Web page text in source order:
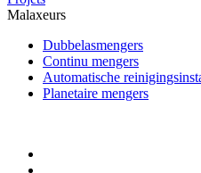
Malaxeurs
Dubbelasmengers
Continu mengers
Automatische
Planetaire mengers